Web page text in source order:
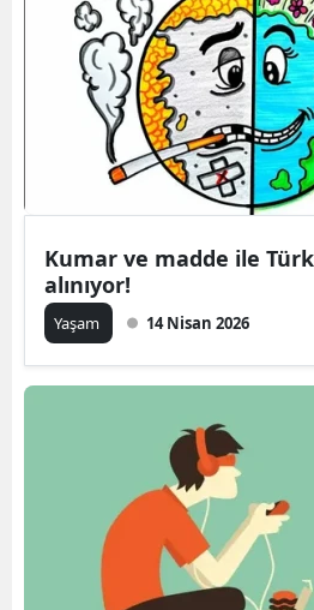
Kumar ve madde ile
alınıyor!
Yaşam 14 Nisan 2026